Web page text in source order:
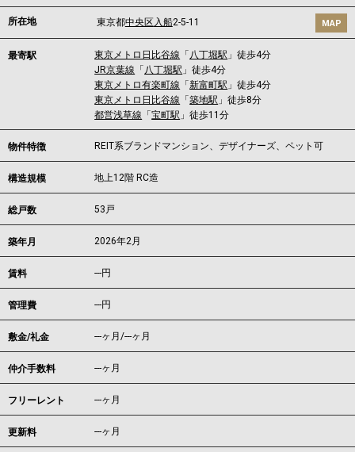
所在地 東京都中央区 入船2-5-11 MAP
最寄駅 東京メトロ日比谷線 「 八丁堀駅 」徒歩4分
JR京葉線 「 八丁堀駅 」徒歩4分
東京メトロ有楽町線 「新富町駅 」徒歩4分
東京メトロ日比谷線 「築地駅 」徒歩8分
都営浅草線 「宝町駅 」徒歩11分
物件特徴 REIT系ブランドマンション、デザイナーズ、ペット可
構造規模 地上12階 RC造
総戸数 53戸
築年月 2026年2月
賃料 ---円
管理費 ---円
敷金/礼金 ---ヶ月/---ヶ月
仲介手数料 ---ヶ月
フリーレント ---ヶ月
更新料 ---ヶ月